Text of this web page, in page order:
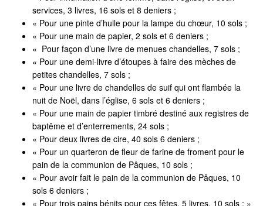
services, 3 livres, 16 sols et 8 deniers ;
« Pour une pinte d’huile pour la lampe du chœur, 10 sols ;
« Pour une main de papier, 2 sols et 6 deniers ;
« Pour façon d’une livre de menues chandelles, 7 sols ;
« Pour une demi-livre d’étoupes à faire des mèches de
petites chandelles, 7 sols ;
« Pour une livre de chandelles de suif qui ont flambée la
nuit de Noël, dans l’église, 6 sols et 6 deniers ;
« Pour une main de papier timbré destiné aux registres de
baptême et d’enterrements, 24 sols ;
« Pour deux livres de cire, 40 sols 6 deniers ;
« Pour un quarteron de fleur de farine de froment pour le
pain de la communion de Pâques, 10 sols ;
« Pour avoir fait le pain de la communion de Pâques, 10
sols 6 deniers ;
« Pour trois pains bénits pour ces fêtes, 5 livres, 10 sols ; »